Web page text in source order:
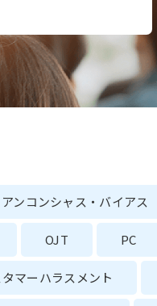
アンコンシャス・バイアス
OJT PC
マーハラスメント